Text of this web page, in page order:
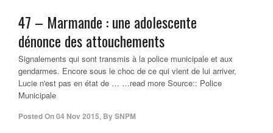
47 – Marmande : une adolescente
dénonce des attouchements
Signalements qui sont transmis à la police municipale et aux
gendarmes. Encore sous le choc de ce qui vient de lui arriver,
Lucie n'est pas en état de … …read more Source:: Police
Municipale
Posted On04 Nov 2015, BySNPM